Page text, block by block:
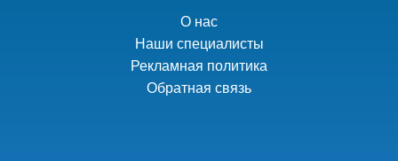
О нас
Наши специалисты
Рекламная политика
Обратная связь